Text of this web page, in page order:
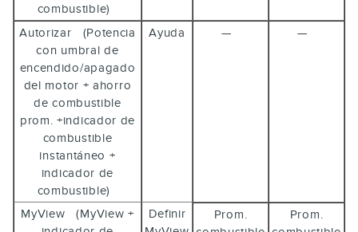
combustible)
Autorizar (Potencia
con umbral de
encendido/apagado
del motor + ahorro
de combustible
prom. +indicador de
combustible
instantáneo +
indicador de
combustible)
Ayuda — —
MyView (MyView +
Definir
Prom.
Prom.